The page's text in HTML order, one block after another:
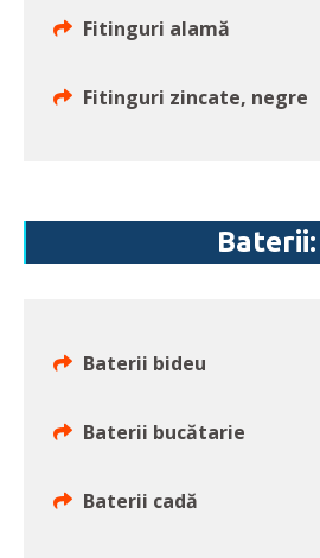
Fitinguri alamă
Fitinguri zincate, negre
Baterii:
Baterii bideu
Baterii bucătarie
Baterii cadă